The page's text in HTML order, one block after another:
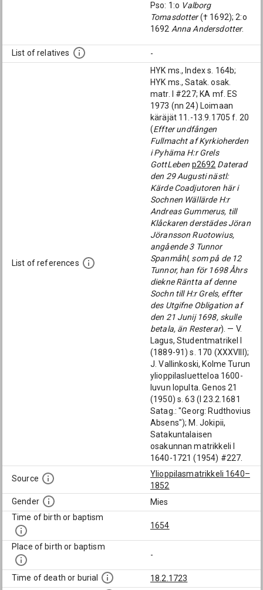
Pso: 1:o Valborg
Tomasdotter(† 1692); 2:o
1692 Anna Andersdotter.
List of relatives -
List of references
HYK ms., Index s. 164b;
HYK ms., Satak. osak.
matr. I #227; KA mf. ES
1973 (nn 24) Loimaan
käräjät 11.-13.9.1705 f. 20
(Effter undfången
Fullmacht af Kyrkioherden
i Pyhäma H:r Grels
GottLeben p2692 Daterad
den 29 Augusti nästl:
Kärde Coadjutoren här i
Sochnen Wällärde H:r
Andreas Gummerus, till
Klåckaren derstädes Jöran
Jöransson Ruotowius,
angående 3 Tunnor
Spanmåhl, som på de 12
Tunnor, han för 1698 Åhrs
diekne Räntta af denne
Sochn till H:r Grels, effter
des Utgifne Obligation af
den 21 Junij 1698, skulle
betala, än Resterar). — V.
Lagus, Studentmatrikel I
(1889-91) s. 170 (XXXVIII);
J. Vallinkoski, Kolme Turun
ylioppilasluetteloa 1600-
luvun lopulta. Genos 21
(1950) s. 63 (I 23.2.1681
Satag.: "Georg: Rudthovius
Absens"); M. Jokipii,
Satakuntalaisen
osakunnan matrikkeli I
1640-1721 (1954) #227.
Source
Ylioppilasmatrikkeli 1640–
1852
Gender
Mies
Time of birth or baptism
1654
Place of birth or baptism
-
Time of death or burial
18.2.1723